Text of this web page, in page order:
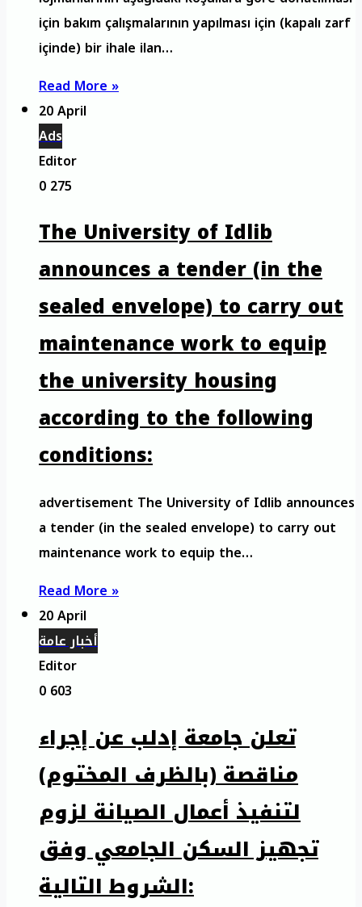
için bakım çalışmalarının yapılması için (kapalı zarf
içinde) bir ihale ilan…
Read More »
20 April
Ads
Editor
0275
The University of Idlib
announces a tender (in the
sealed envelope) to carry out
maintenance work to equip
the university housing
according to the following
conditions:
advertisement The University of Idlib announces
a tender (in the sealed envelope) to carry out
maintenance work to equip the…
Read More »
20 April
أخبار عامة
Editor
0603
تعلن جامعة إدلب عن إجراء
مناقصة (بالظرف المختوم)
لتنفيذ أعمال الصيانة لزوم
تجهيز السكن الجامعي وفق
الشروط التالية: